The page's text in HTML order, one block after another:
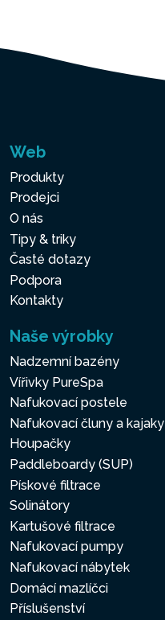
Web
Produkty
Prodejci
O nás
Tipy & triky
Časté dotazy
Podpora
Kontakty
Naše výrobky
Nadzemní bazény
Vířivky PureSpa
Nafukovací postele
Nafukovací čluny a kajaky
Houpačky
Paddleboardy (SUP)
Pískové filtrace
Solinátory
Kartušové filtrace
Nafukovací pumpy
Nafukovací nábytek
Domácí mazlíčci
Příslušenství